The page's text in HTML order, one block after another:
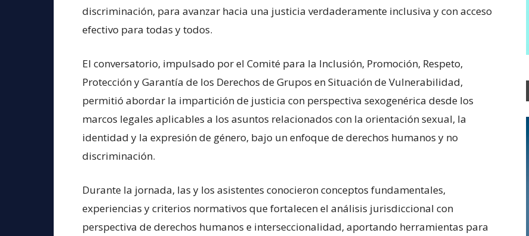
discriminación, para avanzar hacia una justicia verdaderamente inclusiva y con acceso
efectivo para todas y todos.
El conversatorio, impulsado por el Comité para la Inclusión, Promoción, Respeto,
Protección y Garantía de los Derechos de Grupos en Situación de Vulnerabilidad,
permitió abordar la impartición de justicia con perspectiva sexogenérica desde los
marcos legales aplicables a los asuntos relacionados con la orientación sexual, la
identidad y la expresión de género, bajo un enfoque de derechos humanos y no
discriminación.
Durante la jornada, las y los asistentes conocieron conceptos fundamentales,
experiencias y criterios normativos que fortalecen el análisis jurisdiccional con
perspectiva de derechos humanos e interseccionalidad, aportando herramientas para